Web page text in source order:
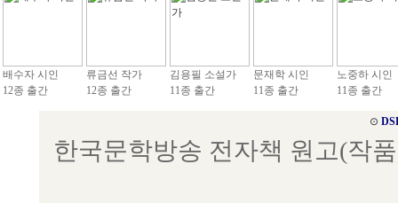
배수자 시인
12종 출간
류금선 작가
12종 출간
김용필 소설가
11종 출간
문재학 시인
11종 출간
노중하 시인
11종 출간
⊙
한국문학방송 전자책 원고(작